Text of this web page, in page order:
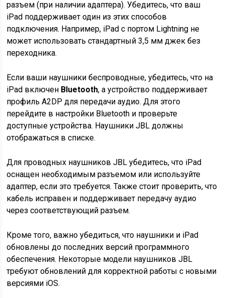
разъем (при наличии адаптера). Убедитесь, что ваш
iPad поддерживает один из этих способов
подключения. Например, iPad с портом Lightning не
может использовать стандартный 3,5 мм джек без
переходника.
Если ваши наушники беспроводные, убедитесь, что на
iPad включен Bluetooth, а устройство поддерживает
профиль A2DP для передачи аудио. Для этого
перейдите в настройки Bluetooth и проверьте
доступные устройства. Наушники JBL должны
отображаться в списке.
Для проводных наушников JBL убедитесь, что iPad
оснащен необходимым разъемом или используйте
адаптер, если это требуется. Также стоит проверить, что
кабель исправен и поддерживает передачу аудио
через соответствующий разъем.
Кроме того, важно убедиться, что наушники и iPad
обновлены до последних версий программного
обеспечения. Некоторые модели наушников JBL
требуют обновлений для корректной работы с новыми
версиями iOS.